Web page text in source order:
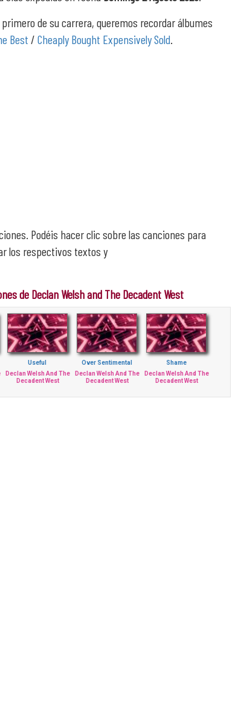
de su carrera, queremos recordar álbumes
Best / Cheaply Bought Expensively Sold.
Podéis hacer clic sobre las canciones para
los respectivos textos y
de Declan Welsh and The Decadent West
Useful
Declan Welsh And The
Decadent West
Over Sentimental
Declan Welsh And The
Decadent West
Shame
Declan Welsh And The
Decadent West